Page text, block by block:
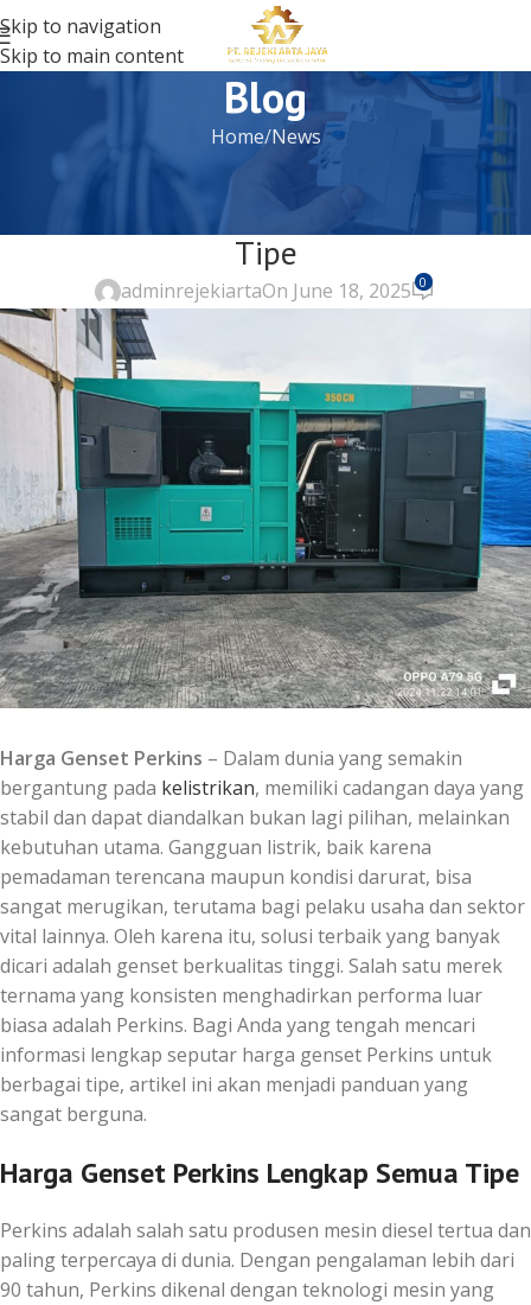
Skip to navigation
Skip to main content
Blog
Home News
Harga Genset Perkins Lengkap Semua
Tipe
adminrejekiartaOn June 18, 2025 0
Harga Genset Perkins – Dalam dunia yang semakin
bergantung pada kelistrikan, memiliki cadangan daya yang
stabil dan dapat diandalkan bukan lagi pilihan, melainkan
kebutuhan utama. Gangguan listrik, baik karena
pemadaman terencana maupun kondisi darurat, bisa
sangat merugikan, terutama bagi pelaku usaha dan sektor
vital lainnya. Oleh karena itu, solusi terbaik yang banyak
dicari adalah genset berkualitas tinggi. Salah satu merek
ternama yang konsisten menghadirkan performa luar
biasa adalah Perkins. Bagi Anda yang tengah mencari
informasi lengkap seputar harga genset Perkins untuk
berbagai tipe, artikel ini akan menjadi panduan yang
sangat berguna.
Harga Genset Perkins Lengkap Semua Tipe
Perkins adalah salah satu produsen mesin diesel tertua dan
paling terpercaya di dunia. Dengan pengalaman lebih dari
90 tahun, Perkins dikenal dengan teknologi mesin yang